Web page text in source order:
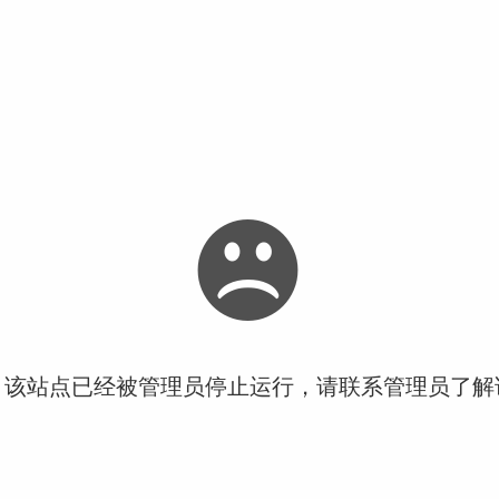
站点已经被管理员停止运行，请联系管理员了